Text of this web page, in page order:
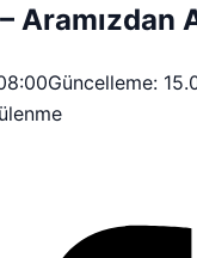
Aramızdan
Güncelleme: